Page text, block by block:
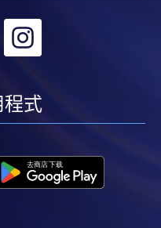
转
程式